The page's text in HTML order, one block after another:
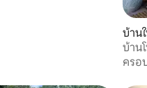
บ้าน
บ้าน
ครอ